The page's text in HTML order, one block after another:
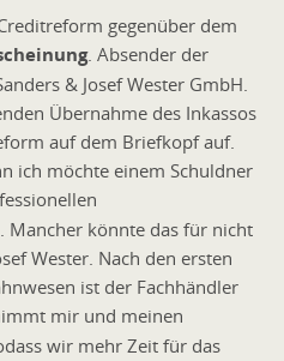
gegenüber dem
. Absender der
& Josef Wester GmbH.
Übernahme des Inkassos
auf dem Briefkopf auf.
ich möchte einem Schuldner
Mancher könnte das für nicht
Wester. Nach den ersten
ist der Fachhändler
mir und meinen
wir mehr Zeit für das